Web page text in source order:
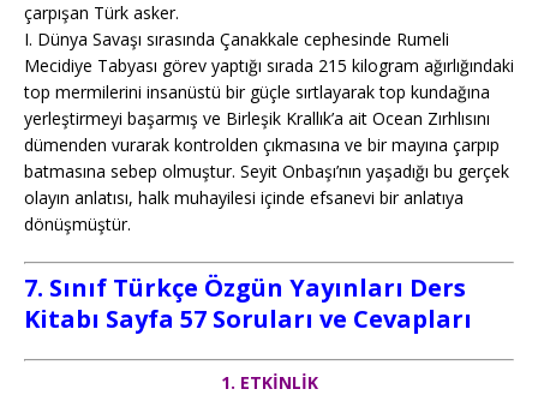
çarpışan Türk asker.
I. Dünya Savaşı sırasında Çanakkale cephesinde Rumeli
Mecidiye Tabyası görev yaptığı sırada 215 kilogram ağırlığındaki
top mermilerini insanüstü bir güçle sırtlayarak top kundağına
yerleştirmeyi başarmış ve Birleşik Krallık’a ait Ocean Zırhlısını
dümenden vurarak kontrolden çıkmasına ve bir mayına çarpıp
batmasına sebep olmuştur. Seyit Onbaşı’nın yaşadığı bu gerçek
olayın anlatısı, halk muhayilesi içinde efsanevi bir anlatıya
dönüşmüştür.
7. Sınıf Türkçe Özgün Yayınları Ders
Kitabı Sayfa 57 Soruları ve Cevapları
1. ETKİNLİK